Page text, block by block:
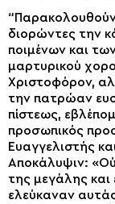
διορώντες την
ποιμένων και
μαρτυρικού
Χριστοφόρον,
την πατρώαν
πίστεως,
προσωπικός
Ευαγγελιστής
Αποκάλυψιν:
της μεγάλης
ελεύκαναν